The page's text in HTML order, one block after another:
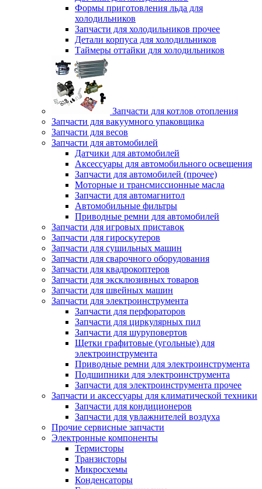
Формы приготовления льда для
холодильников
Запчасти для холодильников прочее
Детали корпуса для холодильников
Таймеры оттайки для холодильников
Запчасти для котлов отопления
Запчасти для вакуумного упаковщика
Запчасти для весов
Запчасти для автомобилей
Датчики для автомобилей
Аксессуары для автомобильного освещения
Запчасти для автомобилей (прочее)
Моторные и трансмиссионные масла
Запчасти для автомагнитол
Автомобильные фильтры
Приводные ремни для автомобилей
Запчасти для игровых приставок
Запчасти для гироскутеров
Запчасти для сушильных машин
Запчасти для сварочного оборудования
Запчасти для квадрокоптеров
Запчасти для эксклюзивных товаров
Запчасти для швейных машин
Запчасти для электроинструмента
Запчасти для перфораторов
Запчасти для циркулярных пил
Запчасти для шуруповертов
Щетки графитовые (угольные) для
электроинструмента
Приводные ремни для электроинструмента
Подшипники для электроинструмента
Запчасти для электроинструмента прочее
Запчасти и аксессуары для климатической техники
Запчасти для кондиционеров
Запчасти для увлажнителей воздуха
Прочие сервисные запчасти
Электронные компоненты
Термисторы
Транзисторы
Микросхемы
Конденсаторы